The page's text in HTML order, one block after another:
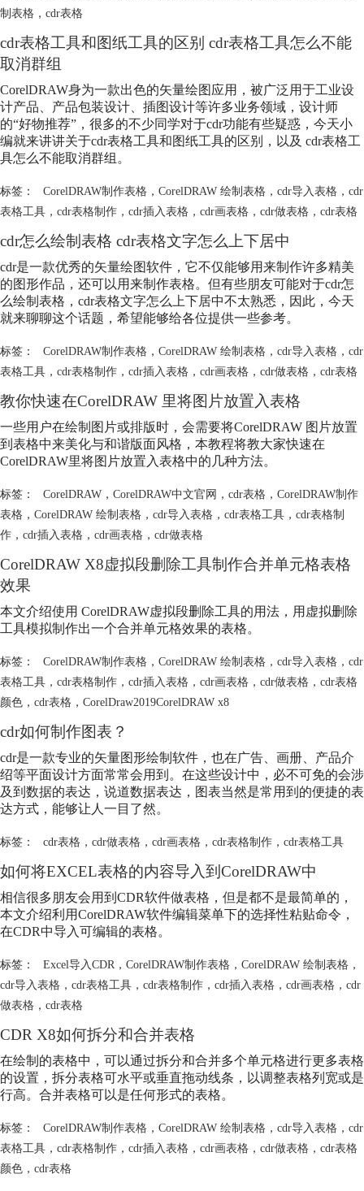
制表格 ， cdr表格
cdr表格工具和图纸工具的区别 cdr表格工具怎么不能
取消群组
CorelDRAW身为一款出色的矢量绘图应用，被广泛用于工业设
计产品、产品包装设计、插图设计等许多业务领域，设计师
的“好物推荐”，很多的不少同学对于cdr功能有些疑惑，今天小
编就来讲讲关于cdr表格工具和图纸工具的区别，以及 cdr表格工
具怎么不能取消群组。
标签： CorelDRAW制作表格， CorelDRAW 绘制表格， cdr导入表格， cdr
表格工具 ， cdr表格制作 ， cdr插入表格 ， cdr画表格 ， cdr做表格 ， cdr表格
cdr怎么绘制表格 cdr表格文字怎么上下居中
cdr是一款优秀的矢量绘图软件，它不仅能够用来制作许多精美
的图形作品，还可以用来制作表格。但有些朋友可能对于cdr怎
么绘制表格，cdr表格文字怎么上下居中不太熟悉，因此，今天
就来聊聊这个话题，希望能够给各位提供一些参考。
标签： CorelDRAW制作表格， CorelDRAW 绘制表格， cdr导入表格， cdr
表格工具 ， cdr表格制作 ， cdr插入表格 ， cdr画表格 ， cdr做表格 ， cdr表格
教你快速在CorelDRAW 里将图片放置入表格
一些用户在绘制图片或排版时，会需要将CorelDRAW 图片放置
到表格中来美化与和谐版面风格，本教程将教大家快速在
CorelDRAW里将图片放置入表格中的几种方法。
标签： CorelDRAW， CorelDRAW中文官网 ， cdr表格， CorelDRAW制作
表格 ， CorelDRAW 绘制表格 ， cdr导入表格 ， cdr表格工具 ， cdr表格制
作 ， cdr插入表格 ， cdr画表格 ， cdr做表格
CorelDRAW X8虚拟段删除工具制作合并单元格表格
效果
本文介绍使用 CorelDRAW虚拟段删除工具的用法，用虚拟删除
工具模拟制作出一个合并单元格效果的表格。
标签： CorelDRAW制作表格， CorelDRAW 绘制表格， cdr导入表格， cdr
表格工具 ， cdr表格制作 ， cdr插入表格 ， cdr画表格 ， cdr做表格 ， cdr表格
颜色 ， cdr表格 ， CorelDraw2019CorelDRAW x8
cdr如何制作图表？
cdr是一款专业的矢量图形绘制软件，也在广告、画册、产品介
绍等平面设计方面常常会用到。在这些设计中，必不可免的会涉
及到数据的表达，说道数据表达，图表当然是常用到的便捷的表
达方式，能够让人一目了然。
标签： cdr表格， cdr做表格， cdr画表格， cdr表格制作， cdr表格工具
如何将EXCEL表格的内容导入到CorelDRAW中
相信很多朋友会用到CDR软件做表格，但是都不是最简单的，
本文介绍利用CorelDRAW软件编辑菜单下的选择性粘贴命令，
在CDR中导入可编辑的表格。
标签： Excel导入CDR ， CorelDRAW制作表格， CorelDRAW 绘制表格，
cdr导入表格 ， cdr表格工具 ， cdr表格制作 ， cdr插入表格 ， cdr画表格 ， cdr
做表格 ， cdr表格
CDR X8如何拆分和合并表格
在绘制的表格中，可以通过拆分和合并多个单元格进行更多表格
的设置，拆分表格可水平或垂直拖动线条，以调整表格列宽或是
行高。合并表格可以是任何形式的表格。
标签： CorelDRAW制作表格， CorelDRAW 绘制表格， cdr导入表格， cdr
表格工具 ， cdr表格制作 ， cdr插入表格 ， cdr画表格 ， cdr做表格 ， cdr表格
颜色 ， cdr表格